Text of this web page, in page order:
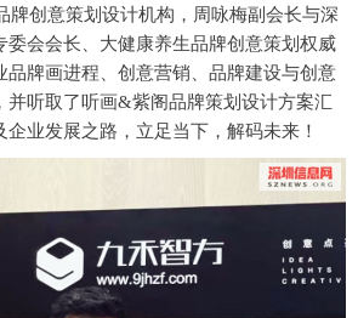
牌创意策划设计机构，周咏梅副会长与深
委会会长、大健康养生品牌创意策划权威
品牌画进程、创意营销、品牌建设与创意
并听取了听画&紫阁品牌策划设计方案汇
业发展之路，立足当下，解码未来！